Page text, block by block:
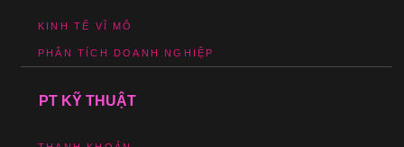
KINH TẾ VĨ MÔ
PHÂN TÍCH DOANH NGHIỆP
PT KỸ THUẬT